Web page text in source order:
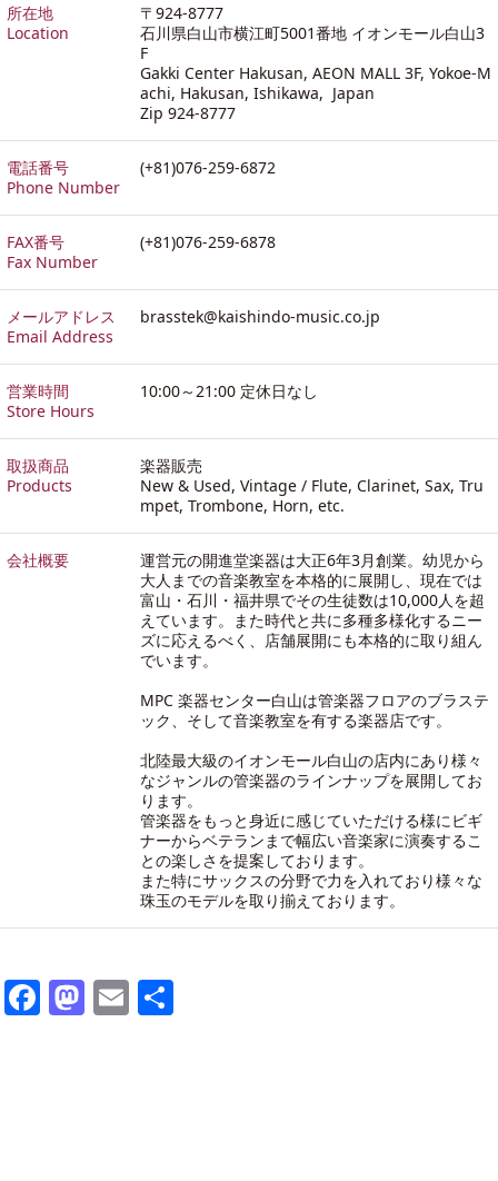
所在地
Location
〒924-8777
石川県白山市横江町5001番地 イオンモール白山3
F
Gakki Center Hakusan, AEON MALL 3F, Yokoe-M
achi, Hakusan, Ishikawa, Japan
Zip 924-8777
電話番号
Phone Number
(+81)076-259-6872
FAX番号
Fax Number
(+81)076-259-6878
メールアドレス
Email Address
brasstek@kaishindo-music.co.jp
営業時間
Store Hours
10:00～21:00 定休日なし
取扱商品
Products
楽器販売
New & Used, Vintage / Flute, Clarinet, Sax, Tru
mpet, Trombone, Horn, etc.
会社概要
運営元の開進堂楽器は大正6年3月創業。幼児から
大人までの音楽教室を本格的に展開し、現在では
富山・石川・福井県でその生徒数は10,000人を超
えています。また時代と共に多種多様化するニー
ズに応えるべく、店舗展開にも本格的に取り組ん
でいます。
MPC 楽器センター白山は管楽器フロアのブラステ
ック、そして音楽教室を有する楽器店です。
北陸最大級のイオンモール白山の店内にあり様々
なジャンルの管楽器のラインナップを展開してお
ります。
管楽器をもっと身近に感じていただける様にビギ
ナーからベテランまで幅広い音楽家に演奏するこ
との楽しさを提案しております。
また特にサックスの分野で力を入れており様々な
珠玉のモデルを取り揃えております。
Facebook
Mastodon
Email